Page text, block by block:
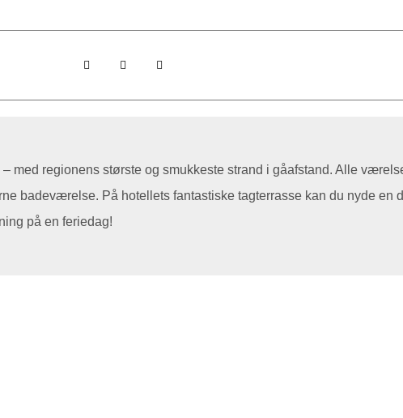
med regionens største og smukkeste strand i gåafstand. Alle
badeværelse. På hotellets fantastiske tagterrasse kan du nyde en
på en feriedag!